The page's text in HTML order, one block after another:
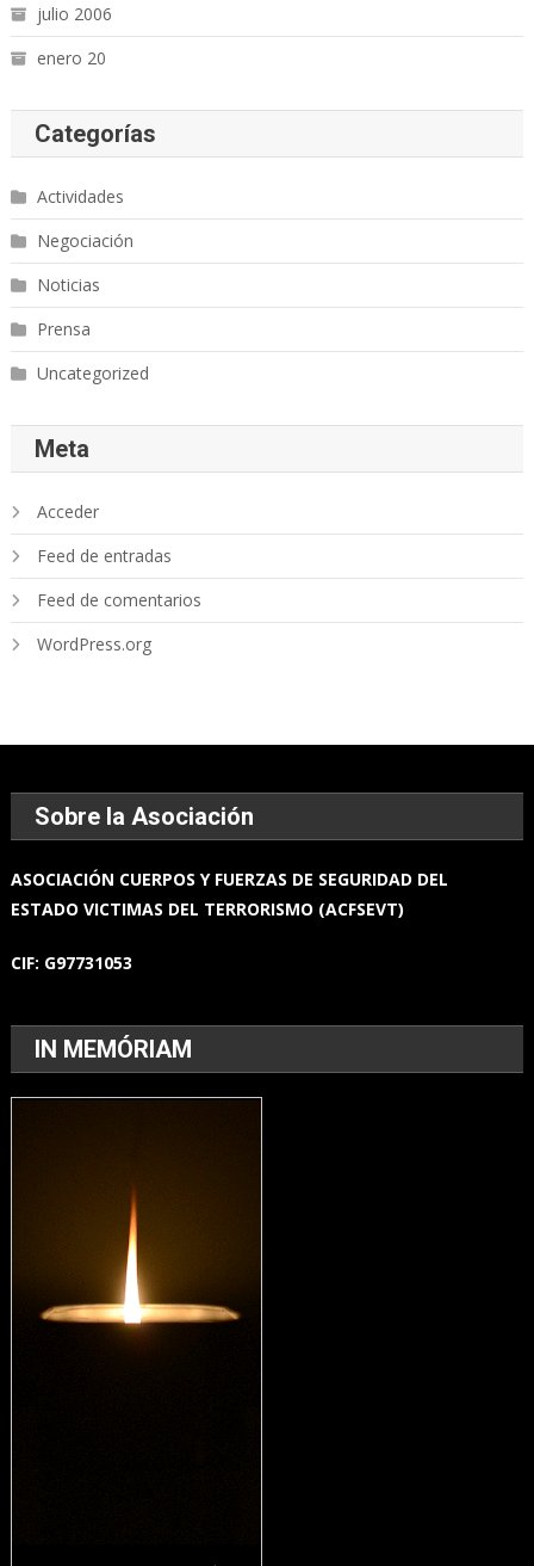
julio 2006
enero 20
Categorías
Actividades
Negociación
Noticias
Prensa
Uncategorized
Meta
Acceder
Feed de entradas
Feed de comentarios
WordPress.org
Sobre la Asociación
ASOCIACIÓN CUERPOS Y FUERZAS DE SEGURIDAD DEL
ESTADOVICTIMAS DEL TERRORISMO (ACFSEVT)
CIF: G97731053
IN MEMÓRIAM